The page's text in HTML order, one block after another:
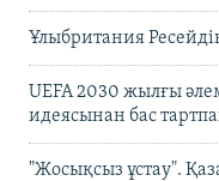
Ұлыбритания
UEFA 2030 жылғы
идеясынан бас
"Жосықсыз ұстау".